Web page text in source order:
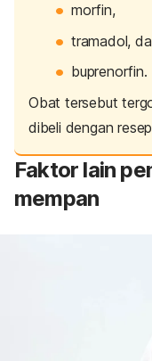
morfin,
tramadol,
buprenorfin.
Obat tersebut
dibeli dengan
Faktor lain
mempan